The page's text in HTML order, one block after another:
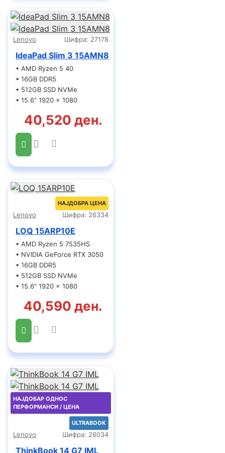
Lenovo Шифра: 27178
IdeaPad Slim 3 15AMN8
• AMD Ryzen 5 40
• 16GB DDR5
• 512GB SSD NVMe
• 15.6" 1920 x 1080
40,520 ден.
НАЈДОБРА ЦЕНА
Lenovo Шифра: 26334
LOQ 15ARP10E
• AMD Ryzen 5 7535HS
• NVIDIA GeForce RTX 3050
• 16GB DDR5
• 512GB SSD NVMe
• 15.6" 1920 x 1080
40,590 ден.
НАЈДОБАР ОДНОС
ПЕРФОРМАНСИ / ЦЕНА
ULTRABOOK
Lenovo Шифра: 26034
ThinkBook 14 G7 IML